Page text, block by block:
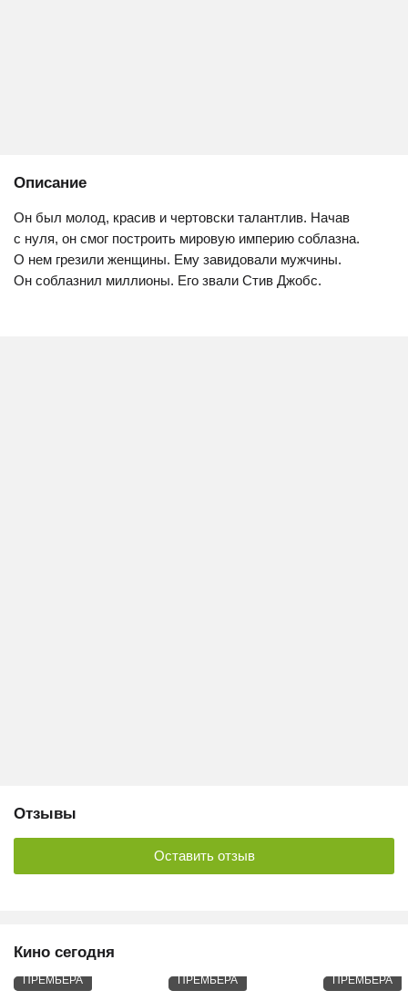
Описание
Он был молод, красив и чертовски талантлив. Начав
с нуля, он смог построить мировую империю соблазна.
О нем грезили женщины. Ему завидовали мужчины.
Он соблазнил миллионы. Его звали Стив Джобс.
Отзывы
Оставить отзыв
Кино сегодня
ПРЕМЬЕРА ПРЕМЬЕРА ПРЕМЬЕРА